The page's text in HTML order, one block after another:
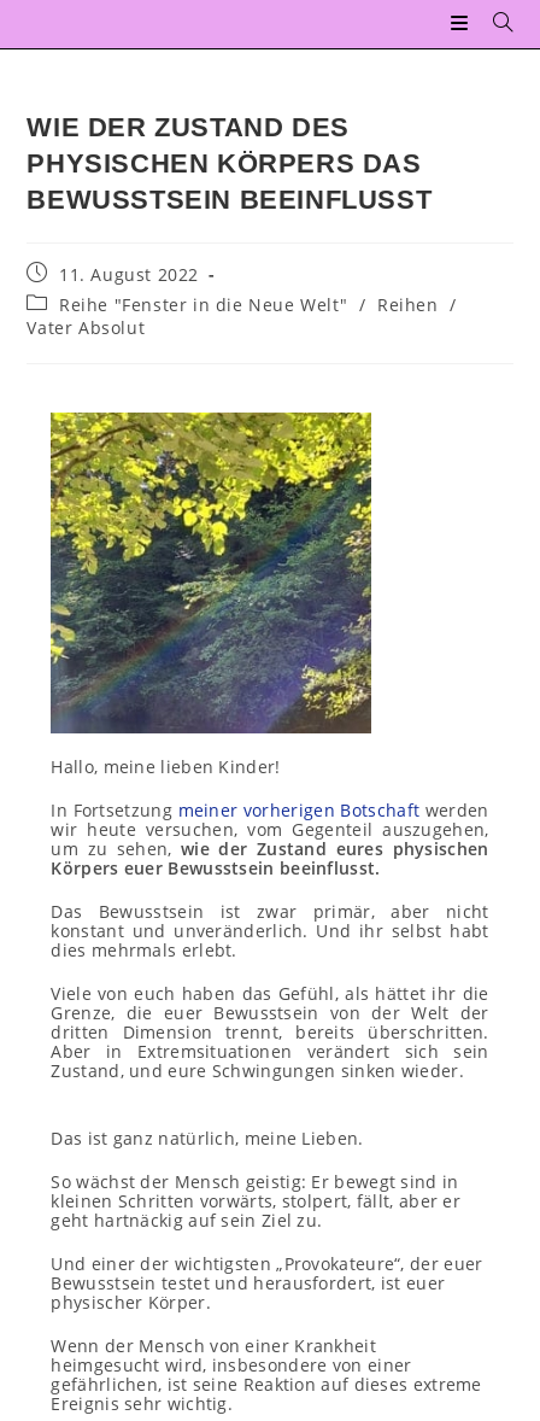
WIE DER ZUSTAND DES
PHYSISCHEN KÖRPERS DAS
BEWUSSTSEIN BEEINFLUSST
11. August 2022
Reihe "Fenster in die Neue Welt" / Reihen /
Vater Absolut
Hallo, meine lieben Kinder!
In Fortsetzung meiner vorherigen Botschaft werden
wir heute versuchen, vom Gegenteil auszugehen,
um zu sehen,wie der Zustand eures physischen
Körpers euer Bewusstsein beeinflusst.
Das Bewusstsein ist zwar primär, aber nicht
konstant und unveränderlich. Und ihr selbst habt
dies mehrmals erlebt.
Viele von euch haben das Gefühl, als hättet ihr die
Grenze, die euer Bewusstsein von der Welt der
dritten Dimension trennt, bereits überschritten.
Aber in Extremsituationen verändert sich sein
Zustand, und eure Schwingungen sinken wieder.
Das ist ganz natürlich, meine Lieben.
So wächst der Mensch geistig: Er bewegt sind in
kleinen Schritten vorwärts, stolpert, fällt, aber er
geht hartnäckig auf sein Ziel zu.
Und einer der wichtigsten „Provokateure“, der euer
Bewusstsein testet und herausfordert, ist euer
physischer Körper.
Wenn der Mensch von einer Krankheit
heimgesucht wird, insbesondere von einer
gefährlichen, ist seine Reaktion auf dieses extreme
Ereignis sehr wichtig.